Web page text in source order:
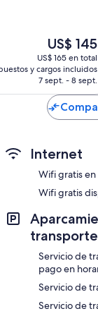
El
precio
actual
es
de
US$ 145
US$ 145
US$ 165 en total
y cargos incluidos
7 sept. - 8 sept.
Internet
Wifi gratis en
Wifi gratis
transporte
Servicio de
pago en
Servicio de
Servicio de